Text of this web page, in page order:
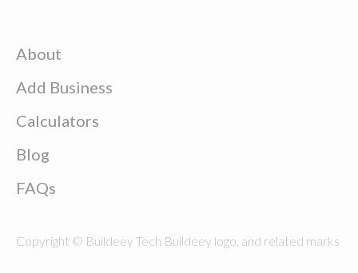
About
Add Business
Calculators
Blog
FAQs
Copyright © Buildeey Tech Buildeey logo, and related marks